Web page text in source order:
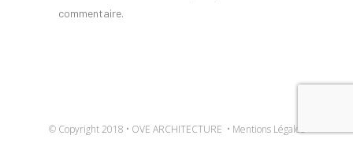
commentaire.
© Copyright 2018 • OVE ARCHITECTURE • Mentions Légales